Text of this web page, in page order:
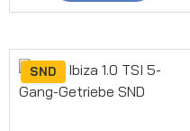
SND